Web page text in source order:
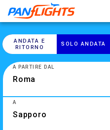
ANDATA E
RITORNO
SOLO ANDATA
A PARTIRE DAL
A